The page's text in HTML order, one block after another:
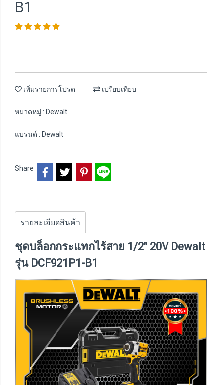
B1
เพิ่มรายการโปรด เปรียบเทียบ
หมวดหมู่ : Dewalt
แบรนด์ : Dewalt
Share
รายละเอียดสินค้า
ชุดบล็อกกระแทกไร้สาย 1/2" 20V Dewalt
รุ่น DCF921P1-B1